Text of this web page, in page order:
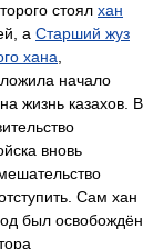
стоял хан
а Старший жуз
хана
начало
жизнь казахов. В
вновь
Сам хан
был освобождён